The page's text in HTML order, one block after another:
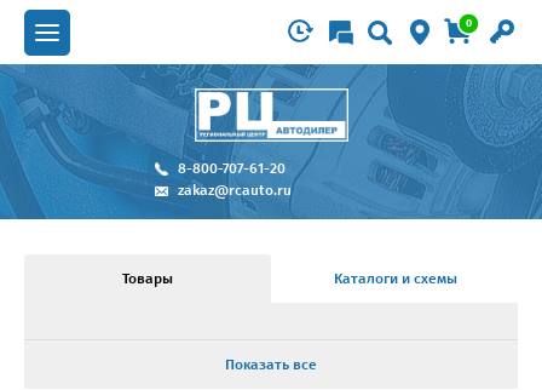
0
8-800-707-61-20
zakaz@rcauto.ru
Товары Каталоги и схемы
Показать все